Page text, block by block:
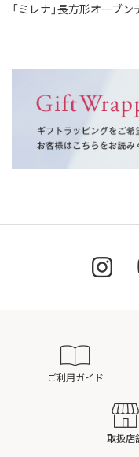
「ミレナ」長方形オーブ
ご利用ガイド
取扱店